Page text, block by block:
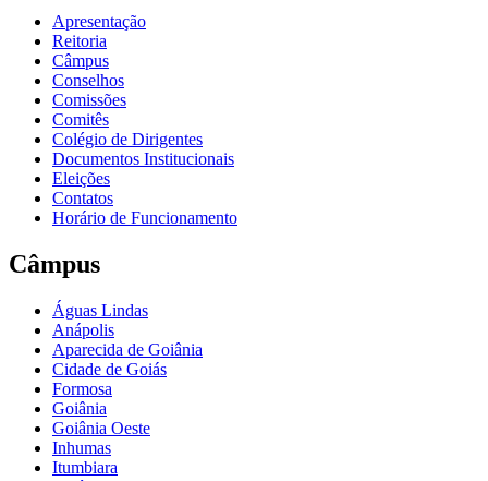
Apresentação
Reitoria
Câmpus
Conselhos
Comissões
Comitês
Colégio de Dirigentes
Documentos Institucionais
Eleições
Contatos
Horário de Funcionamento
Câmpus
Águas Lindas
Anápolis
Aparecida de Goiânia
Cidade de Goiás
Formosa
Goiânia
Goiânia Oeste
Inhumas
Itumbiara